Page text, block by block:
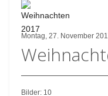
Montag, 27. November
Bilder: 10